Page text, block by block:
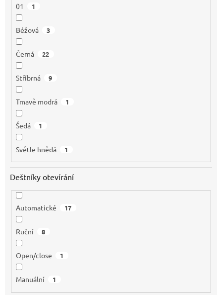
01 1
Béžová 3
Černá 22
Stříbrná 9
Tmavě modrá 1
Šedá 1
Světle hnědá 1
Deštníky otevírání
Automatické 17
Ruční 8
Open/close 1
Manuální 1